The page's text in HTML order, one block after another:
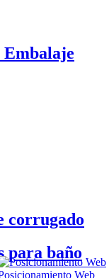
Embalaje
corrugado
para baño
Web